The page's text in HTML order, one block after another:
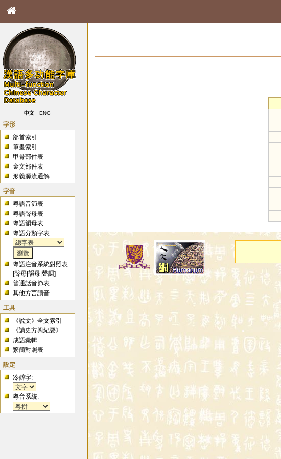
中文 ENG
字形
部首索引
筆畫索引
甲骨部件表
金文部件表
形義源流通解
字音
粵語音節表
粵語聲母表
粵語韻母表
粵語分類字表:
粵語注音系統對照表
[聲母 |韻母 |聲調]
普通話音節表
其他方言讀音
工具
《說文》全文索引
《讀史方輿紀要》
成語彙輯
繁簡對照表
設定
冷僻字:
粵音系統: